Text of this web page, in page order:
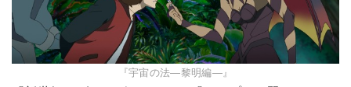
『宇宙の法―黎明編―』